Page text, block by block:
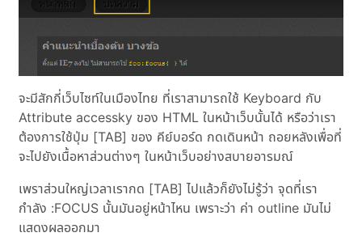
จะมีสักกี่เว็บไซท์ในเมืองไทย ที่เราสามารถใช้ Keyboard กับ
Attribute accessky ของ HTML ในหน้าเว็บนั้นได้ หรือว่าเรา
ต้องการใช้ปุ่ม [TAB] ของ คีย์บอร์ด กดเดินหน้า ถอยหลังเพื่อที่
จะไปยังเนื้อหาส่วนต่างๆ ในหน้าเว็บอย่างสบายอารมณ์
เพราส่วนใหญ่เวลาเรากด [TAB] ไปแล้วก็ยังไม่รู้ว่า จุดที่เรา
กำลัง :FOCUS นั้นมันอยู่หน้าไหน เพราะว่า ค่า outline มันไม่
แสดงผลออกมา